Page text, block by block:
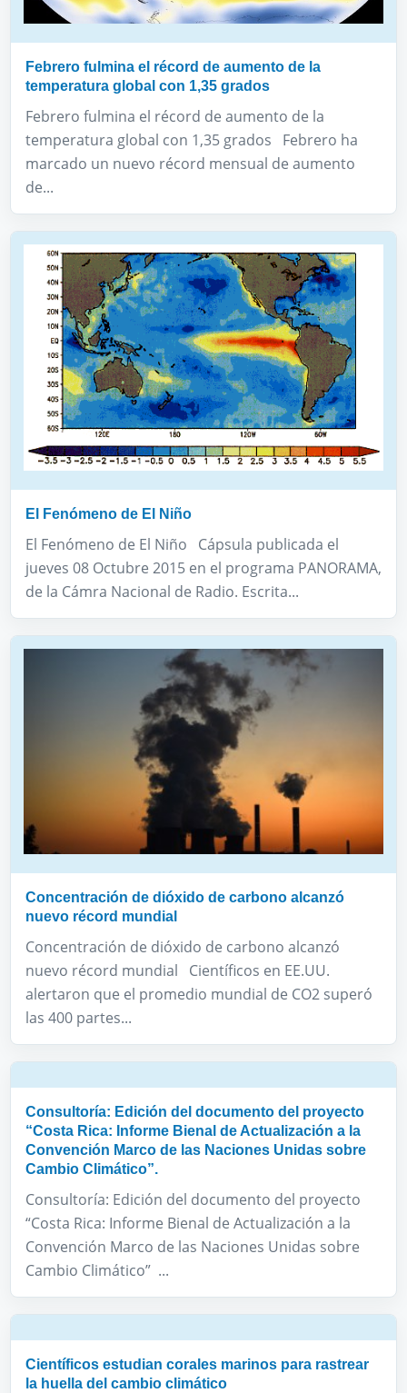
Febrero fulmina el récord de aumento de la
temperatura global con 1,35 grados
Febrero fulmina el récord de aumento de la
temperatura global con 1,35 grados Febrero ha
marcado un nuevo récord mensual de aumento
de...
El Fenómeno de El Niño
El Fenómeno de El Niño Cápsula publicada el
jueves 08 Octubre 2015 en el programa PANORAMA,
de la Cámra Nacional de Radio. Escrita...
Concentración de dióxido de carbono alcanzó
nuevo récord mundial
Concentración de dióxido de carbono alcanzó
nuevo récord mundial Científicos en EE.UU.
alertaron que el promedio mundial de CO2 superó
las 400 partes...
Consultoría: Edición del documento del proyecto
“Costa Rica: Informe Bienal de Actualización a la
Convención Marco de las Naciones Unidas sobre
Cambio Climático”.
Consultoría: Edición del documento del proyecto
“Costa Rica: Informe Bienal de Actualización a la
Convención Marco de las Naciones Unidas sobre
Cambio Climático” ...
Científicos estudian corales marinos para rastrear
la huella del cambio climático